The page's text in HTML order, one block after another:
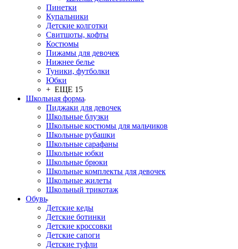
Пинетки
Купальники
Детские колготки
Свитшоты, кофты
Костюмы
Пижамы для девочек
Нижнее белье
Туники, футболки
Юбки
+ ЕЩЕ 15
Школьная форма
Пиджаки для девочек
Школьные блузки
Школьные костюмы для мальчиков
Школьные рубашки
Школьные сарафаны
Школьные юбки
Школьные брюки
Школьные комплекты для девочек
Школьные жилеты
Школьный трикотаж
Обувь
Детские кеды
Детские ботинки
Детские кроссовки
Детские сапоги
Детские туфли